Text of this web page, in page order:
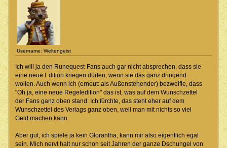
Username: Weltengeist
Ich will ja den Runequest-Fans auch gar nicht absprechen, dass sie
eine neue Edition kriegen dürfen, wenn sie das ganz dringend
wollen. Auch wenn ich (erneut: als Außenstehender) bezweifle, dass
"Oh ja, eine neue Regeledition" das ist, was auf dem Wunschzettel
der Fans ganz oben stand. Ich fürchte, das steht eher auf dem
Wunschzettel des Verlags ganz oben, weil man mit nichts so viel
Geld machen kann.
Aber gut, ich spiele ja kein Glorantha, kann mir also eigentlich egal
sein. Mich nervt halt nur schon seit Jahren der ganze Dschungel von